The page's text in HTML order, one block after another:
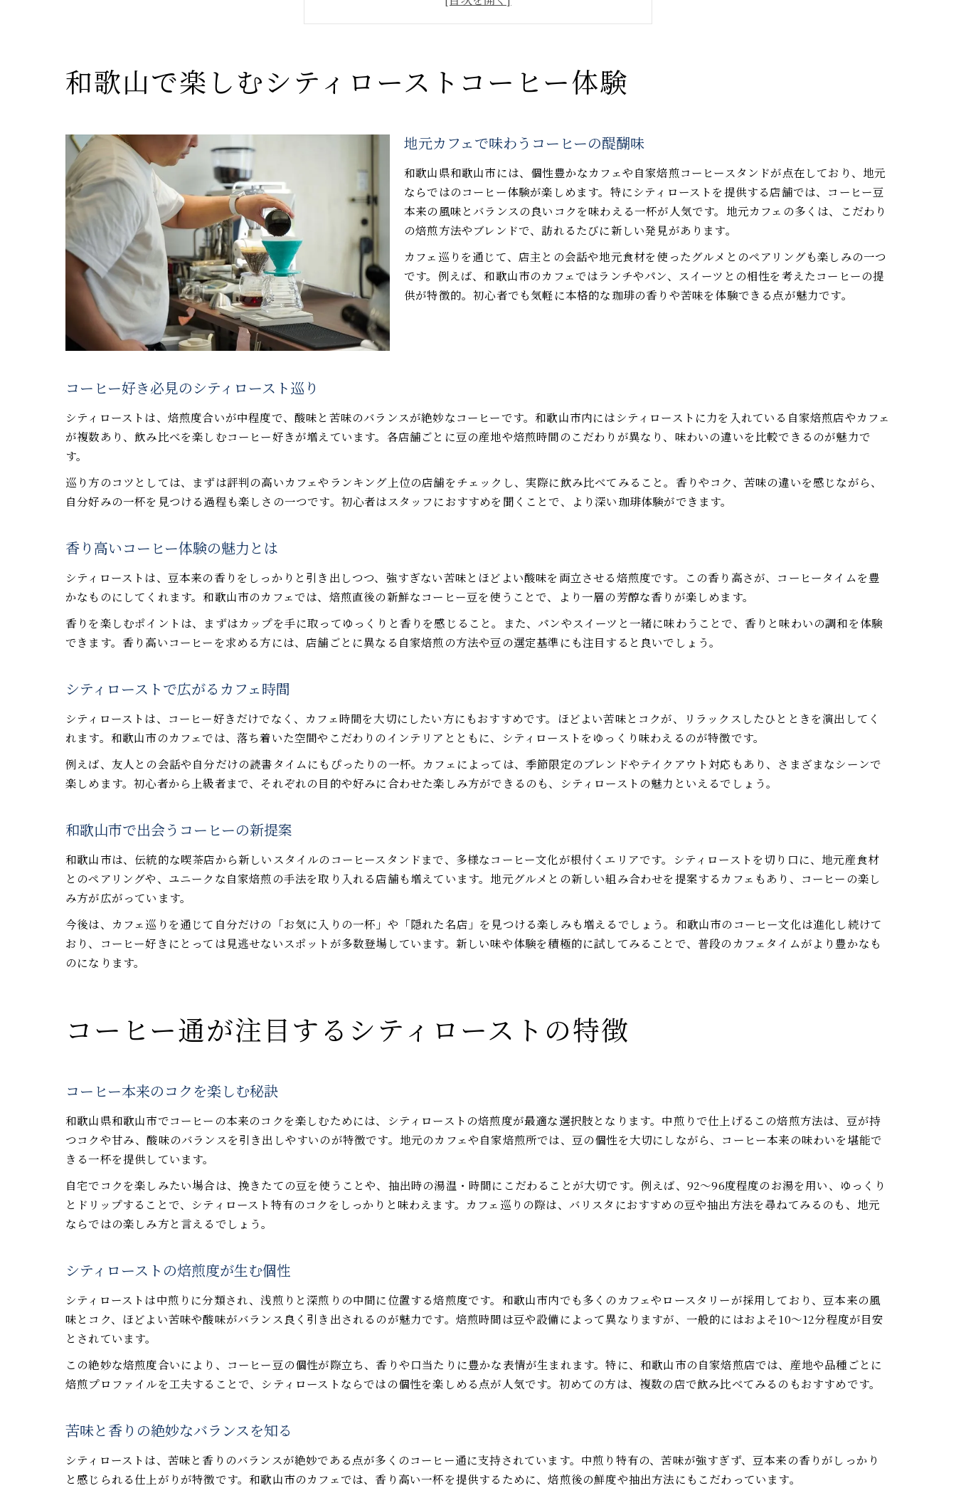
シティローストで広がるカフェ時間
コーヒー本来のコクを楽しむ秘訣
シティローストの焙煎度が生む個性
コーヒー豆選びで味が決まる理由
新しい風味を探すならシティローストコーヒー
コーヒーの新たな味覚を発見する方法
シティローストで広がる風味の世界
コーヒー好きが試したい飲み比べ体験
焙煎度で変わるコーヒーの奥深さ
好みに合わせたコーヒーの選び方
シティローストで広がる和歌山カフェ時間の魅力
コーヒーが彩るカフェでの贅沢時間
コーヒー時間を充実させるヒント
バランス感覚が光るシティローストの魅力
焙煎度にこだわるコーヒー好きへのシティロースト入門
コーヒーの焙煎度がもたらす味の違い
シティローストを美味しく味わうコツ
コーヒー豆選びのポイントを知ろう
和歌山で楽しむシティローストコーヒー体験
地元カフェで味わうコーヒーの醍醐味
和歌山県和歌山市には、個性豊かなカフェや自家焙煎コーヒースタンドが点在しており、地元
ならではのコーヒー体験が楽しめます。特にシティローストを提供する店舗では、コーヒー豆
本来の風味とバランスの良いコクを味わえる一杯が人気です。地元カフェの多くは、こだわり
の焙煎方法やブレンドで、訪れるたびに新しい発見があります。
カフェ巡りを通じて、店主との会話や地元食材を使ったグルメとのペアリングも楽しみの一つ
です。例えば、和歌山市のカフェではランチやパン、スイーツとの相性を考えたコーヒーの提
供が特徴的。初心者でも気軽に本格的な珈琲の香りや苦味を体験できる点が魅力です。
コーヒー好き必見のシティロースト巡り
シティローストは、焙煎度合いが中程度で、酸味と苦味のバランスが絶妙なコーヒーです。和歌山市内にはシティローストに力を入れている自家焙煎店やカフェ
が複数あり、飲み比べを楽しむコーヒー好きが増えています。各店舗ごとに豆の産地や焙煎時間のこだわりが異なり、味わいの違いを比較できるのが魅力で
す。
巡り方のコツとしては、まずは評判の高いカフェやランキング上位の店舗をチェックし、実際に飲み比べてみること。香りやコク、苦味の違いを感じながら、
自分好みの一杯を見つける過程も楽しさの一つです。初心者はスタッフにおすすめを聞くことで、より深い珈琲体験ができます。
香り高いコーヒー体験の魅力とは
シティローストは、豆本来の香りをしっかりと引き出しつつ、強すぎない苦味とほどよい酸味を両立させる焙煎度です。この香り高さが、コーヒータイムを豊
かなものにしてくれます。和歌山市のカフェでは、焙煎直後の新鮮なコーヒー豆を使うことで、より一層の芳醇な香りが楽しめます。
香りを楽しむポイントは、まずはカップを手に取ってゆっくりと香りを感じること。また、パンやスイーツと一緒に味わうことで、香りと味わいの調和を体験
できます。香り高いコーヒーを求める方には、店舗ごとに異なる自家焙煎の方法や豆の選定基準にも注目すると良いでしょう。
シティローストで広がるカフェ時間
シティローストは、コーヒー好きだけでなく、カフェ時間を大切にしたい方にもおすすめです。ほどよい苦味とコクが、リラックスしたひとときを演出してく
れます。和歌山市のカフェでは、落ち着いた空間やこだわりのインテリアとともに、シティローストをゆっくり味わえるのが特徴です。
例えば、友人との会話や自分だけの読書タイムにもぴったりの一杯。カフェによっては、季節限定のブレンドやテイクアウト対応もあり、さまざまなシーンで
楽しめます。初心者から上級者まで、それぞれの目的や好みに合わせた楽しみ方ができるのも、シティローストの魅力といえるでしょう。
和歌山市で出会うコーヒーの新提案
和歌山市は、伝統的な喫茶店から新しいスタイルのコーヒースタンドまで、多様なコーヒー文化が根付くエリアです。シティローストを切り口に、地元産食材
とのペアリングや、ユニークな自家焙煎の手法を取り入れる店舗も増えています。地元グルメとの新しい組み合わせを提案するカフェもあり、コーヒーの楽し
み方が広がっています。
今後は、カフェ巡りを通じて自分だけの「お気に入りの一杯」や「隠れた名店」を見つける楽しみも増えるでしょう。和歌山市のコーヒー文化は進化し続けて
おり、コーヒー好きにとっては見逃せないスポットが多数登場しています。新しい味や体験を積極的に試してみることで、普段のカフェタイムがより豊かなも
のになります。
コーヒー通が注目するシティローストの特徴
コーヒー本来のコクを楽しむ秘訣
和歌山県和歌山市でコーヒーの本来のコクを楽しむためには、シティローストの焙煎度が最適な選択肢となります。中煎りで仕上げるこの焙煎方法は、豆が持
つコクや甘み、酸味のバランスを引き出しやすいのが特徴です。地元のカフェや自家焙煎所では、豆の個性を大切にしながら、コーヒー本来の味わいを堪能で
きる一杯を提供しています。
自宅でコクを楽しみたい場合は、挽きたての豆を使うことや、抽出時の湯温・時間にこだわることが大切です。例えば、92〜96度程度のお湯を用い、ゆっくり
とドリップすることで、シティロースト特有のコクをしっかりと味わえます。カフェ巡りの際は、バリスタにおすすめの豆や抽出方法を尋ねてみるのも、地元
ならではの楽しみ方と言えるでしょう。
シティローストの焙煎度が生む個性
シティローストは中煎りに分類され、浅煎りと深煎りの中間に位置する焙煎度です。和歌山市内でも多くのカフェやロースタリーが採用しており、豆本来の風
味とコク、ほどよい苦味や酸味がバランス良く引き出されるのが魅力です。焙煎時間は豆や設備によって異なりますが、一般的にはおよそ10〜12分程度が目安
とされています。
この絶妙な焙煎度合いにより、コーヒー豆の個性が際立ち、香りや口当たりに豊かな表情が生まれます。特に、和歌山市の自家焙煎店では、産地や品種ごとに
焙煎プロファイルを工夫することで、シティローストならではの個性を楽しめる点が人気です。初めての方は、複数の店で飲み比べてみるのもおすすめです。
苦味と香りの絶妙なバランスを知る
シティローストは、苦味と香りのバランスが絶妙である点が多くのコーヒー通に支持されています。中煎り特有の、苦味が強すぎず、豆本来の香りがしっかり
と感じられる仕上がりが特徴です。和歌山市のカフェでは、香り高い一杯を提供するために、焙煎後の鮮度や抽出方法にもこだわっています。
お問い合わせはこちら
お問い合わせはこちら